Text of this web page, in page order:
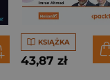
KSIĄŻKA
43,87 zł